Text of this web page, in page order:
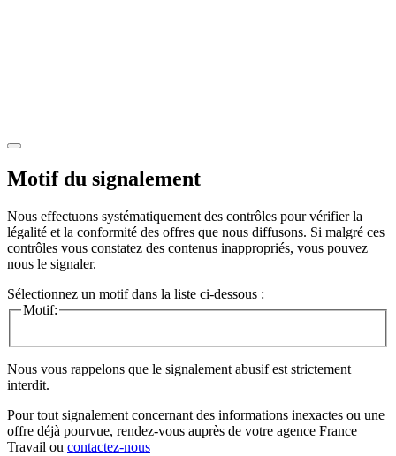
Motif du signalement
Nous effectuons systématiquement des contrôles pour vérifier la
légalité et la conformité des offres que nous diffusons. Si malgré ces
contrôles vous constatez des contenus inappropriés, vous pouvez
nous le signaler.
Sélectionnez un motif dans la liste ci-dessous :
Motif:
Nous vous rappelons que le signalement abusif est strictement
interdit.
Pour tout signalement concernant des informations inexactes ou une
offre déjà pourvue, rendez-vous auprès de votre agence France
Travail ou contactez-nous